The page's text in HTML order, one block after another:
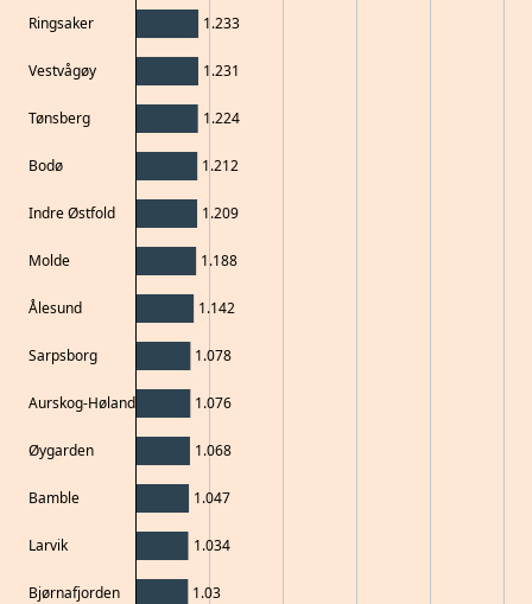
Ringsaker
Vestvågøy
Tønsberg
Bodø
Indre Østfold
Molde
Ålesund
Sarpsborg
Aurskog-Høland
Øygarden
Bamble
Larvik
Bjørnafjorden
1.233
1.231
1.224
1.212
1.209
1.188
1.142
1.078
1.076
1.068
1.047
1.034
1.03